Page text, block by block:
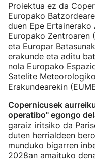
Proiektua ez da
Europako
duen Epe
Europako Zentroaren
eta Europar
erakunde eta aditu
nola Europako
Satelite
Erakundearekin
Copernicusek
operatibo" egongo
garaiz iritsiko da
duten herrialdeen
munduko bigarren
2028an amaituko